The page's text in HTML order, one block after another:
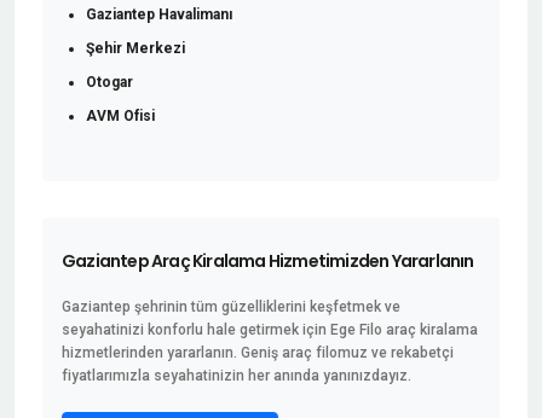
Gaziantep Havalimanı
Şehir Merkezi
Otogar
AVM Ofisi
Gaziantep Araç Kiralama Hizmetimizden Yararlanın
Gaziantep şehrinin tüm güzelliklerini keşfetmek ve
seyahatinizi konforlu hale getirmek için Ege Filo araç kiralama
hizmetlerinden yararlanın. Geniş araç filomuz ve rekabetçi
fiyatlarımızla seyahatinizin her anında yanınızdayız.